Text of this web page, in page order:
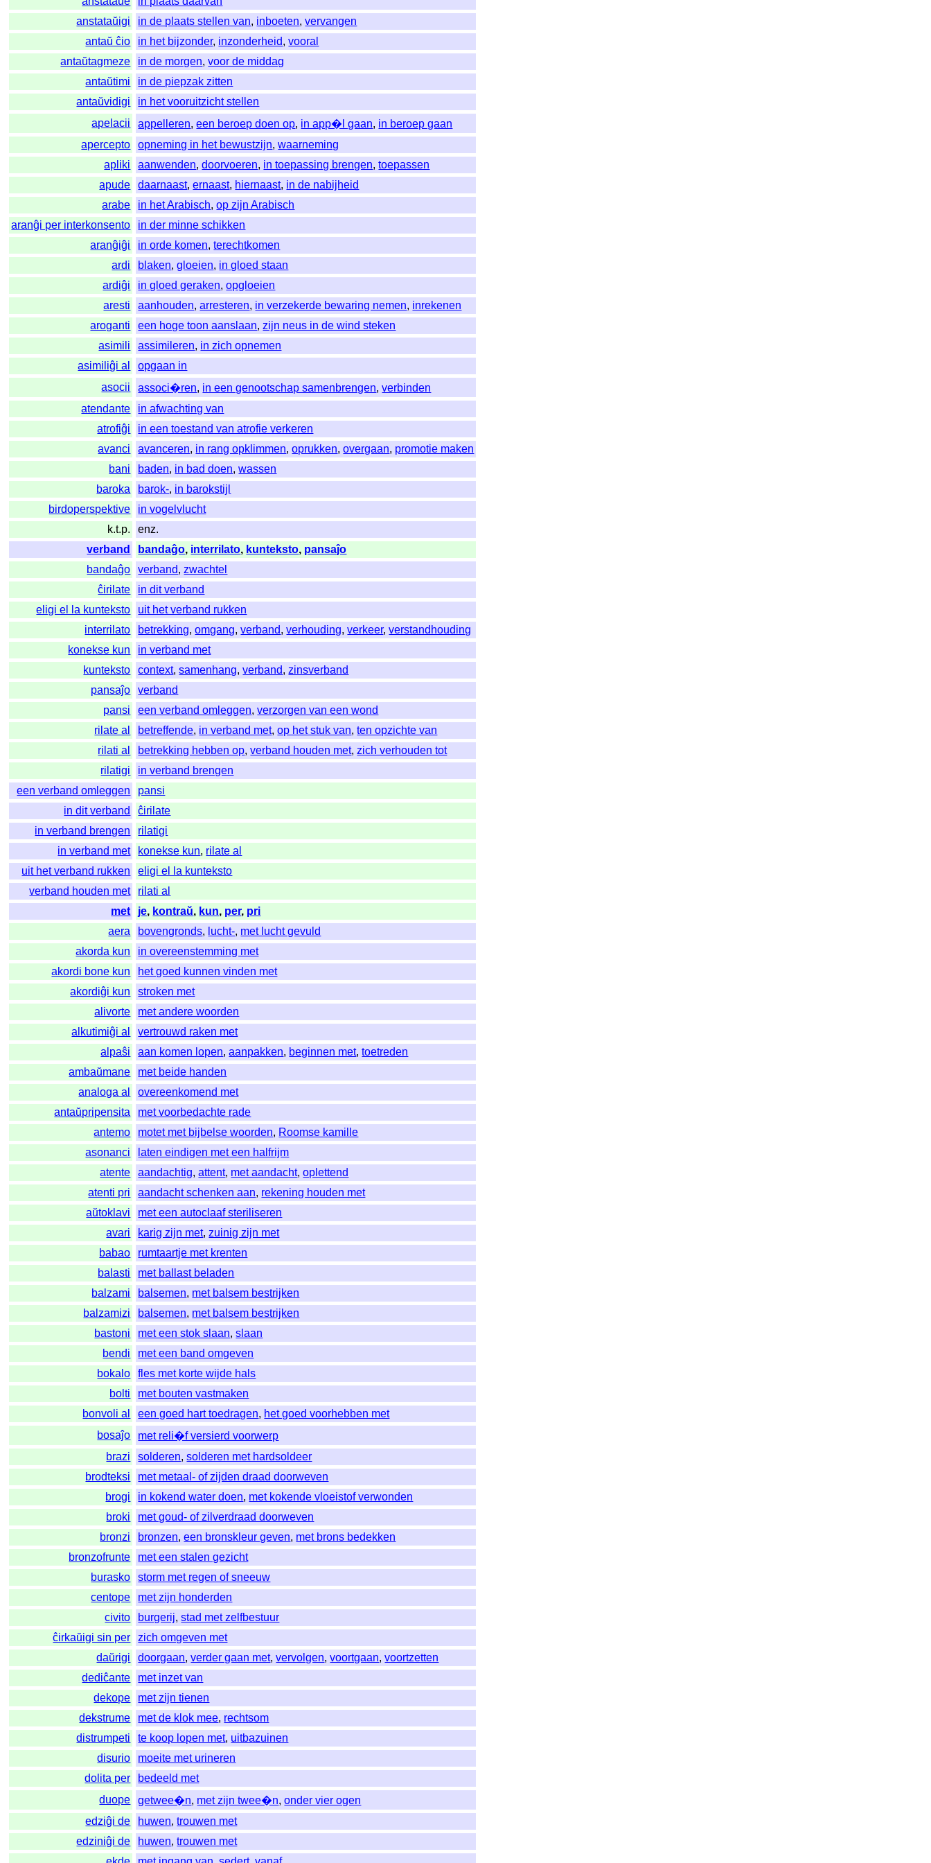
anstataŭigi
in de plaats stellen van, inboeten,vervangen
antaŭ ĉio
in het bijzonder, inzonderheid,vooral
antaŭtagmeze
in de morgen,voor de middag
antaŭtimi
in de piepzak zitten
antaŭvidigi
in het vooruitzicht stellen
apelacii
appelleren,een beroep doen op, in app�l gaan, in beroep gaan
apercepto
opneming in het bewustzijn,waarneming
apliki
aanwenden,doorvoeren, in toepassing brengen,toepassen
apude
daarnaast,ernaast, hiernaast, in de nabijheid
arabe
in het Arabisch,op zijn Arabisch
aranĝi per interkonsento
in der minne schikken
aranĝiĝi
in orde komen,terechtkomen
ardi
blaken,gloeien, in gloed staan
ardiĝi
in gloed geraken,opgloeien
aresti
aanhouden,arresteren, in verzekerde bewaring nemen, inrekenen
aroganti
een hoge toon aanslaan,zijn neus in de wind steken
asimili
assimileren, in zich opnemen
asimiliĝi al
opgaan in
asocii
associ�ren, in een genootschap samenbrengen,verbinden
atendante
in afwachting van
atrofiĝi
in een toestand van atrofie verkeren
avanci
avanceren, in rang opklimmen,oprukken,overgaan, promotie maken
bani
baden, in bad doen,wassen
baroka
barok-, in barokstijl
birdoperspektive
in vogelvlucht
k.t.p.
enz.
verband
bandaĝo, interrilato, kunteksto, pansaĵo
bandaĝo
verband,zwachtel
ĉirilate
in dit verband
eligi el la kunteksto
uit het verband rukken
interrilato
betrekking,omgang,verband,verhouding,verkeer,verstandhouding
konekse kun
in verband met
kunteksto
context,samenhang,verband,zinsverband
pansaĵo
verband
pansi
een verband omleggen,verzorgen van een wond
rilate al
betreffende, in verband met,op het stuk van,ten opzichte van
rilati al
betrekking hebben op,verband houden met,zich verhouden tot
rilatigi
in verband brengen
een verband omleggen
pansi
in dit verband
ĉirilate
in verband brengen
rilatigi
in verband met
konekse kun, rilate al
uit het verband rukken
eligi el la kunteksto
verband houden met
rilati al
met
je, kontraŭ, kun, per, pri
aera
bovengronds, lucht-, met lucht gevuld
akorda kun
in overeenstemming met
akordi bone kun
het goed kunnen vinden met
akordiĝi kun
stroken met
alivorte
met andere woorden
alkutimiĝi al
vertrouwd raken met
alpaŝi
aan komen lopen,aanpakken, beginnen met,toetreden
ambaŭmane
met beide handen
analoga al
overeenkomend met
antaŭpripensita
met voorbedachte rade
antemo
motet met bijbelse woorden, Roomse kamille
asonanci
laten eindigen met een halfrijm
atente
aandachtig,attent, met aandacht,oplettend
atenti pri
aandacht schenken aan, rekening houden met
aŭtoklavi
met een autoclaaf steriliseren
avari
karig zijn met,zuinig zijn met
babao
rumtaartje met krenten
balasti
met ballast beladen
balzami
balsemen, met balsem bestrijken
balzamizi
balsemen, met balsem bestrijken
bastoni
met een stok slaan,slaan
bendi
met een band omgeven
bokalo
fles met korte wijde hals
bolti
met bouten vastmaken
bonvoli al
een goed hart toedragen, het goed voorhebben met
bosaĵo
met reli�f versierd voorwerp
brazi
solderen,solderen met hardsoldeer
brodteksi
met metaal- of zijden draad doorweven
brogi
in kokend water doen, met kokende vloeistof verwonden
broki
met goud- of zilverdraad doorweven
bronzi
bronzen,een bronskleur geven, met brons bedekken
bronzofrunte
met een stalen gezicht
burasko
storm met regen of sneeuw
centope
met zijn honderden
civito
burgerij,stad met zelfbestuur
ĉirkaŭigi sin per
zich omgeven met
daŭrigi
doorgaan,verder gaan met,vervolgen,voortgaan,voortzetten
dediĉante
met inzet van
dekope
met zijn tienen
dekstrume
met de klok mee, rechtsom
distrumpeti
te koop lopen met, uitbazuinen
disurio
moeite met urineren
dolita per
bedeeld met
duope
getwee�n, met zijn twee�n,onder vier ogen
edziĝi de
huwen,trouwen met
edziniĝi de
huwen,trouwen met